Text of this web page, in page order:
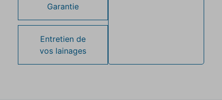
Garantie
Entretien de
vos lainages